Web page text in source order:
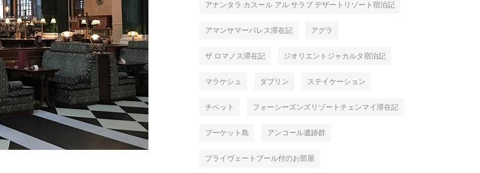
アナンタラ カスール アル サラブ デザートリゾート宿泊記
アマンサマーパレス滞在記 アグラ
ザ ロマノス滞在記 ジオリエントジャカルタ宿泊記
マラケシュ ダブリン ステイケーション
チベット フォーシーズンズリゾートチェンマイ滞在記
プーケット島 アンコール遺跡群
プライヴェートプール付のお部屋